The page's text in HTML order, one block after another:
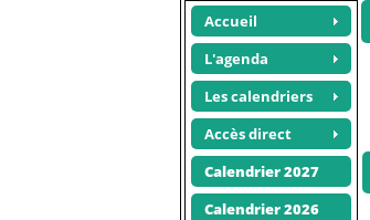
Accueil
L'agenda
Les calendriers
Accès direct
Calendrier 2027
Calendrier 2026